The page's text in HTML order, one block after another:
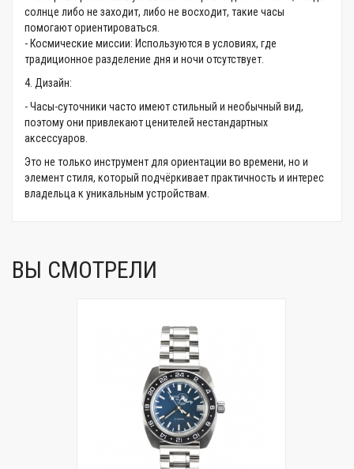
солнце либо не заходит, либо не восходит, такие часы
помогают ориентироваться.
- Космические миссии: Используются в условиях, где
традиционное разделение дня и ночи отсутствует.
4. Дизайн:
- Часы-суточники часто имеют стильный и необычный вид,
поэтому они привлекают ценителей нестандартных
аксессуаров.
Это не только инструмент для ориентации во времени, но и
элемент стиля, который подчёркивает практичность и интерес
владельца к уникальным устройствам.
ВЫ СМОТРЕЛИ